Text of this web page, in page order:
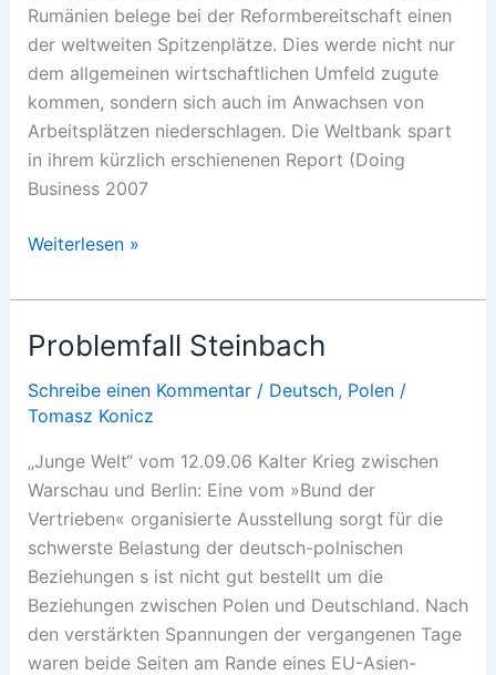
Rumänien belege bei der Reformbereitschaft einen
der weltweiten Spitzenplätze. Dies werde nicht nur
dem allgemeinen wirtschaftlichen Umfeld zugute
kommen, sondern sich auch im Anwachsen von
Arbeitsplätzen niederschlagen. Die Weltbank spart
in ihrem kürzlich erschienenen Report (Doing
Business 2007
Neoliberaler
Weiterlesen »
Problemfall Steinbach
Schreibe einen Kommentar / Deutsch, Polen/
Tomasz Konicz
„Junge Welt“ vom 12.09.06 Kalter Krieg zwischen
Warschau und Berlin: Eine vom »Bund der
Vertrieben« organisierte Ausstellung sorgt für die
schwerste Belastung der deutsch-polnischen
Beziehungen s ist nicht gut bestellt um die
Beziehungen zwischen Polen und Deutschland. Nach
den verstärkten Spannungen der vergangenen Tage
waren beide Seiten am Rande eines EU-Asien-